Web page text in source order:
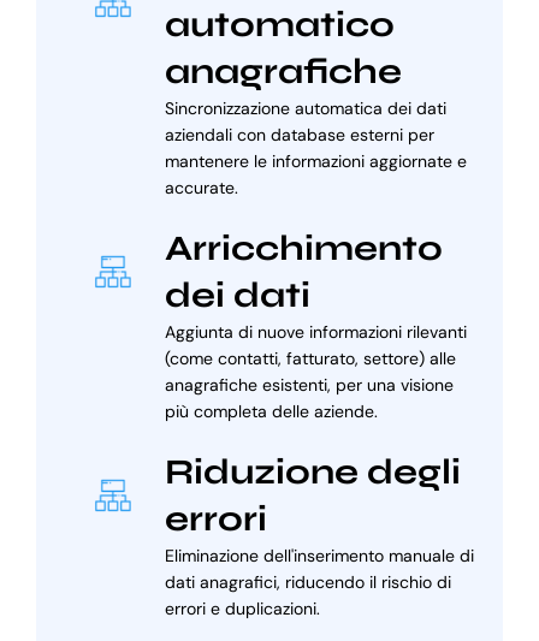
automatico
anagrafiche
Sincronizzazione automatica dei dati
aziendali con database esterni per
mantenere le informazioni aggiornate e
accurate.
Arricchimento
dei dati
Aggiunta di nuove informazioni rilevanti
(come contatti, fatturato, settore) alle
anagrafiche esistenti, per una visione
più completa delle aziende.
Riduzione degli
errori
Eliminazione dell'inserimento manuale di
dati anagrafici, riducendo il rischio di
errori e duplicazioni.